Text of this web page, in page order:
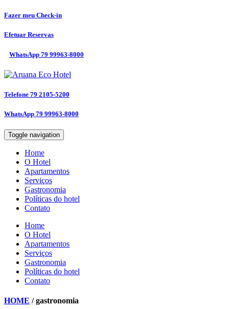
Fazer meu Check-in
Efetuar Reservas
WhatsApp 79 99963-8000
Telefone 79 2105-5200
WhatsApp 79 99963-8000
Toggle navigation
Home
O Hotel
Apartamentos
Serviços
Gastronomia
Políticas do hotel
Contato
Home
O Hotel
Apartamentos
Serviços
Gastronomia
Políticas do hotel
Contato
HOME / gastronomia